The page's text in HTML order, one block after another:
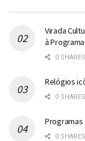
Virada
à
0 SHARES
Relógios
0 SHARES
Programas
0 SHARES